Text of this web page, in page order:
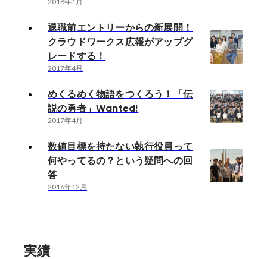
退職前エントリーからの新展開！
クラウドワークス広報がアップグ
レードする！
2017年4月
めくるめく物語をつくろう！「伝
説の勇者」Wanted!
2017年4月
数値目標を持たない執行役員って
何やってるの？という疑問への回
答
2016年12月
実績